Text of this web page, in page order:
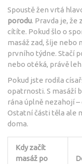
Spoustě žen vrtá
porodu. Pravda je, že
cítíte. Pokud šlo o
masáž zad, šíje nebo
prvního týdne. Stačí
nebo otéká, právě
Pokud jste rodila
opatrnosti. S masáží
rána úplně nezahojí
Ostatní části těla ale
doma.
Kdy začít
masáž po